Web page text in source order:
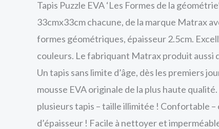
Tapis Puzzle EVA ‘Les Formes de la
33cmx33cm chacune, de la marque Matrax
formes géométriques, épaisseur 2.5cm.
couleurs. Le fabriquant Matrax produit aussi
Un tapis sans limite d’âge, dès les premiers
mousse EVA originale de la plus haute
plusieurs tapis – taille illimitée ! Confortable –
d’épaisseur ! Facile à nettoyer et